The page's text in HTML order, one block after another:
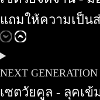
แถมให้ความเป็น
NEXT GENERATION
เซตวัยคูล - ลุคเข้